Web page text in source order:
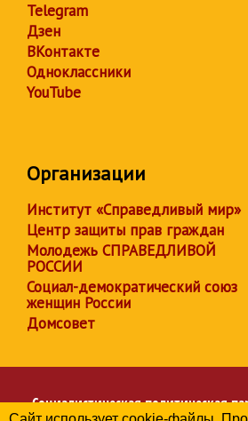
Telegram
Дзен
ВКонтакте
Одноклассники
YouTube
Организации
Институт «Справедливый мир»
Центр защиты прав граждан
Молодежь СПРАВЕДЛИВОЙ
РОССИИ
Социал-демократический союз
женщин России
Домсовет
Социалистическая политическая